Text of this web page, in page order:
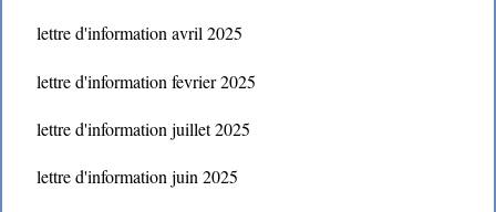
lettre d'information avril 2025
lettre d'information fevrier 2025
lettre d'information juillet 2025
lettre d'information juin 2025